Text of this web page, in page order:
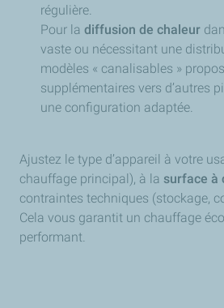
régulière.
Pour la diffusion de chaleur
vaste ou nécessitant une
modèles « canalisables »
supplémentaires vers d’autres
une configuration adaptée.
Ajustez le type d’appareil à votre
chauffage principal), à la surface à
contraintes techniques (stockage,
Cela vous garantit un chauffage
performant.